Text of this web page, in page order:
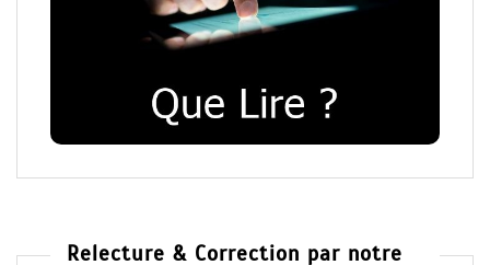
Relecture & Correction par notre